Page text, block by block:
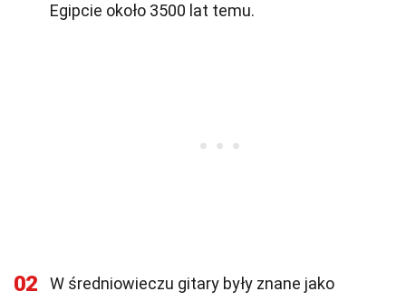
Egipcie około 3500 lat temu.
02
W średniowieczu gitary były znane jako